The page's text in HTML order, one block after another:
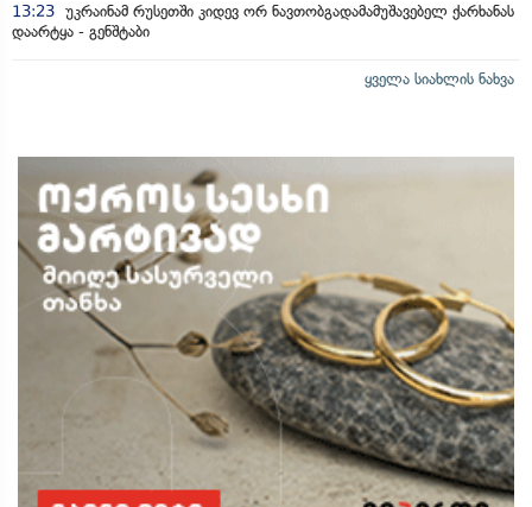
13:23 უკრაინამ რუსეთში კიდევ ორ ნავთობგადამამუშავებელ ქარხანას
დაარტყა - გენშტაბი
ყველა სიახლის ნახვა